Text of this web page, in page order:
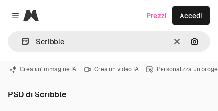
Close menu
Magnific
CancellaCerca
Prezzi Accedi
Crea un'immagine IA Crea un video IA Personalizza un
PSD di Scribble